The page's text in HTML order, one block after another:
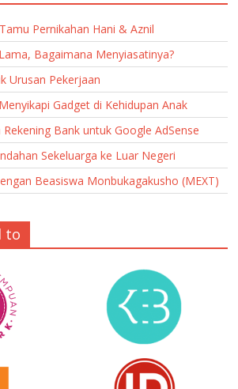
Pernikahan Hani & Aznil
Bagaimana Menyiasatinya?
Urusan Pekerjaan
Gadget di Kehidupan Anak
Bank untuk Google AdSense
Sekeluarga ke Luar Negeri
Beasiswa Monbukagakusho (MEXT)
to